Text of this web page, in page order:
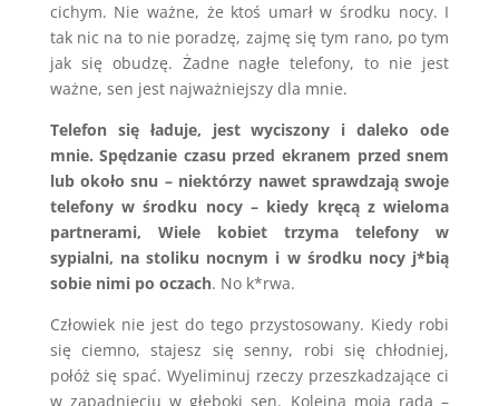
cichym. Nie ważne, że ktoś umarł w środku nocy. I
tak nic na to nie poradzę, zajmę się tym rano, po tym
jak się obudzę. Żadne nagłe telefony, to nie jest
ważne, sen jest najważniejszy dla mnie.
Telefon się ładuje, jest wyciszony i daleko ode
mnie. Spędzanie czasu przed ekranem przed snem
lub około snu – niektórzy nawet sprawdzają swoje
telefony w środku nocy – kiedy kręcą z wieloma
partnerami, Wiele kobiet trzyma telefony w
sypialni, na stoliku nocnym i w środku nocy j*bią
sobie nimi po oczach. No k*rwa.
Człowiek nie jest do tego przystosowany. Kiedy robi
się ciemno, stajesz się senny, robi się chłodniej,
połóż się spać. Wyeliminuj rzeczy przeszkadzające ci
w zapadnięciu w głęboki sen. Kolejna moja rada –